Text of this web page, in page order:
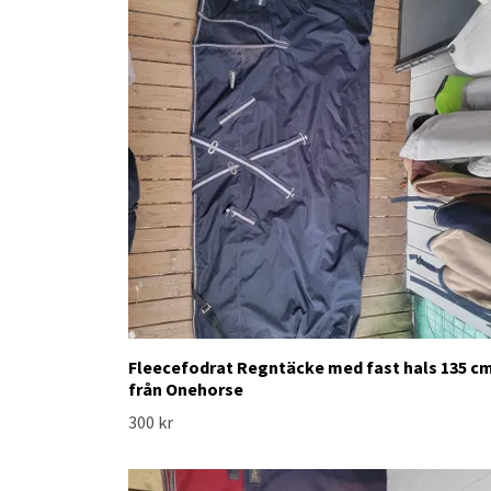
Fleecefodrat Regntäcke med fast hals 135
från Onehorse
300 kr